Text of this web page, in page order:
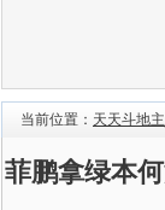
当前位置： 天天斗地
菲鹏拿绿本